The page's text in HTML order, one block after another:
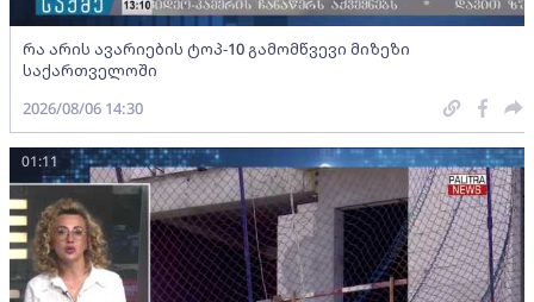
რა არის ავარიების ტოპ-10 გამომწვევი მიზეზი
საქართველოში
2026/08/06 14:30
01:11